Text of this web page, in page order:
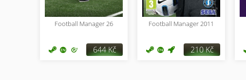
Football Manager 26
644 Kč
Football Manager 2011
210 Kč